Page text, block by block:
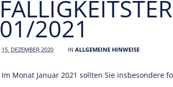
01/2021
15. DEZEMBER 2020 IN ALLGEMEINE HINWEISE
Im Monat Januar 2021 sollten Sie insbesondere